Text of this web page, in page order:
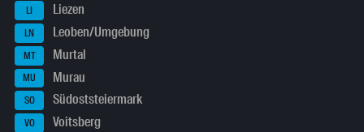
LI Liezen
LN Leoben/Umgebung
MT Murtal
MU Murau
SO Südoststeiermark
VO Voitsberg